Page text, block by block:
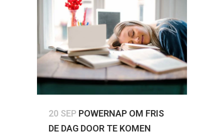
20 SEP POWERNAP OM FRIS
DE DAG DOOR TE KOMEN